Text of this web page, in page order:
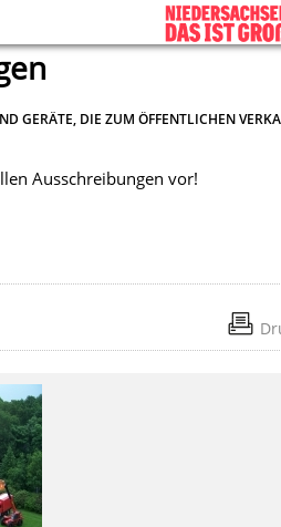
GERÄTE, DIE ZUM ÖFFENTLICHEN
Ausschreibungen vor!